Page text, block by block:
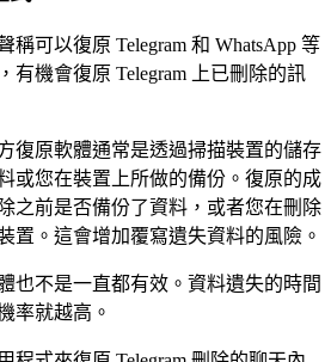
稱可以復原 Telegram 和 WhatsApp 等
有機會復原 Telegram 上已刪除的訊
復原軟體通常是透過掃描裝置的儲存
或您在裝置上所做的備份。復原的成
之前是否備份了資料，或者您在刪除
置。這會增加覆寫遺失資料的風險。
也不是一直都有效。資料遺失的時間
率就越高。